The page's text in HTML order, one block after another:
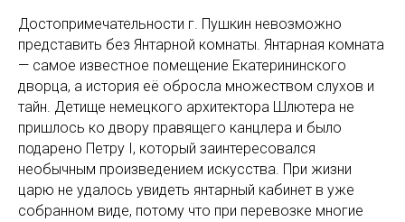
Достопримечательности г. Пушкин невозможно
представить без Янтарной комнаты. Янтарная комната
— самое известное помещение Екатерининского
дворца, а история её обросла множеством слухов и
тайн. Детище немецкого архитектора Шлютера не
пришлось ко двору правящего канцлера и было
подарено Петру I, который заинтересовался
необычным произведением искусства. При жизни
царю не удалось увидеть янтарный кабинет в уже
собранном виде, потому что при перевозке многие